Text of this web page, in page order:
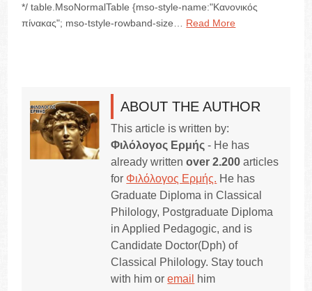
*/ table.MsoNormalTable {mso-style-name:"Κανονικός
πίνακας"; mso-tstyle-rowband-size…
Read More
ABOUT THE AUTHOR
This article is written by:
Φιλόλογος Ερμής - He has
already writtenover 2.200 articles
for Φιλόλογος Ερμής. He has
Graduate Diploma in Classical
Philology, Postgraduate Diploma
in Applied Pedagogic, and is
Candidate Doctor(Dph) of
Classical Philology. Stay touch
with him oremail him